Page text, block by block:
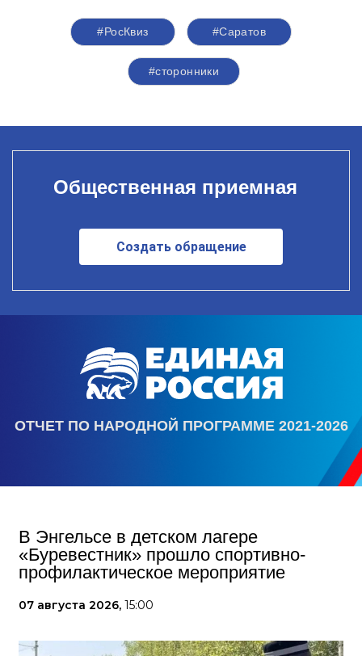
#РосКвиз #Саратов
#сторонники
Общественная приемная
Создать обращение
ОТЧЕТ ПО НАРОДНОЙ ПРОГРАММЕ 2021-2026
В Энгельсе в детском лагере
«Буревестник» прошло спортивно-
профилактическое мероприятие
07 августа 2026, 15:00